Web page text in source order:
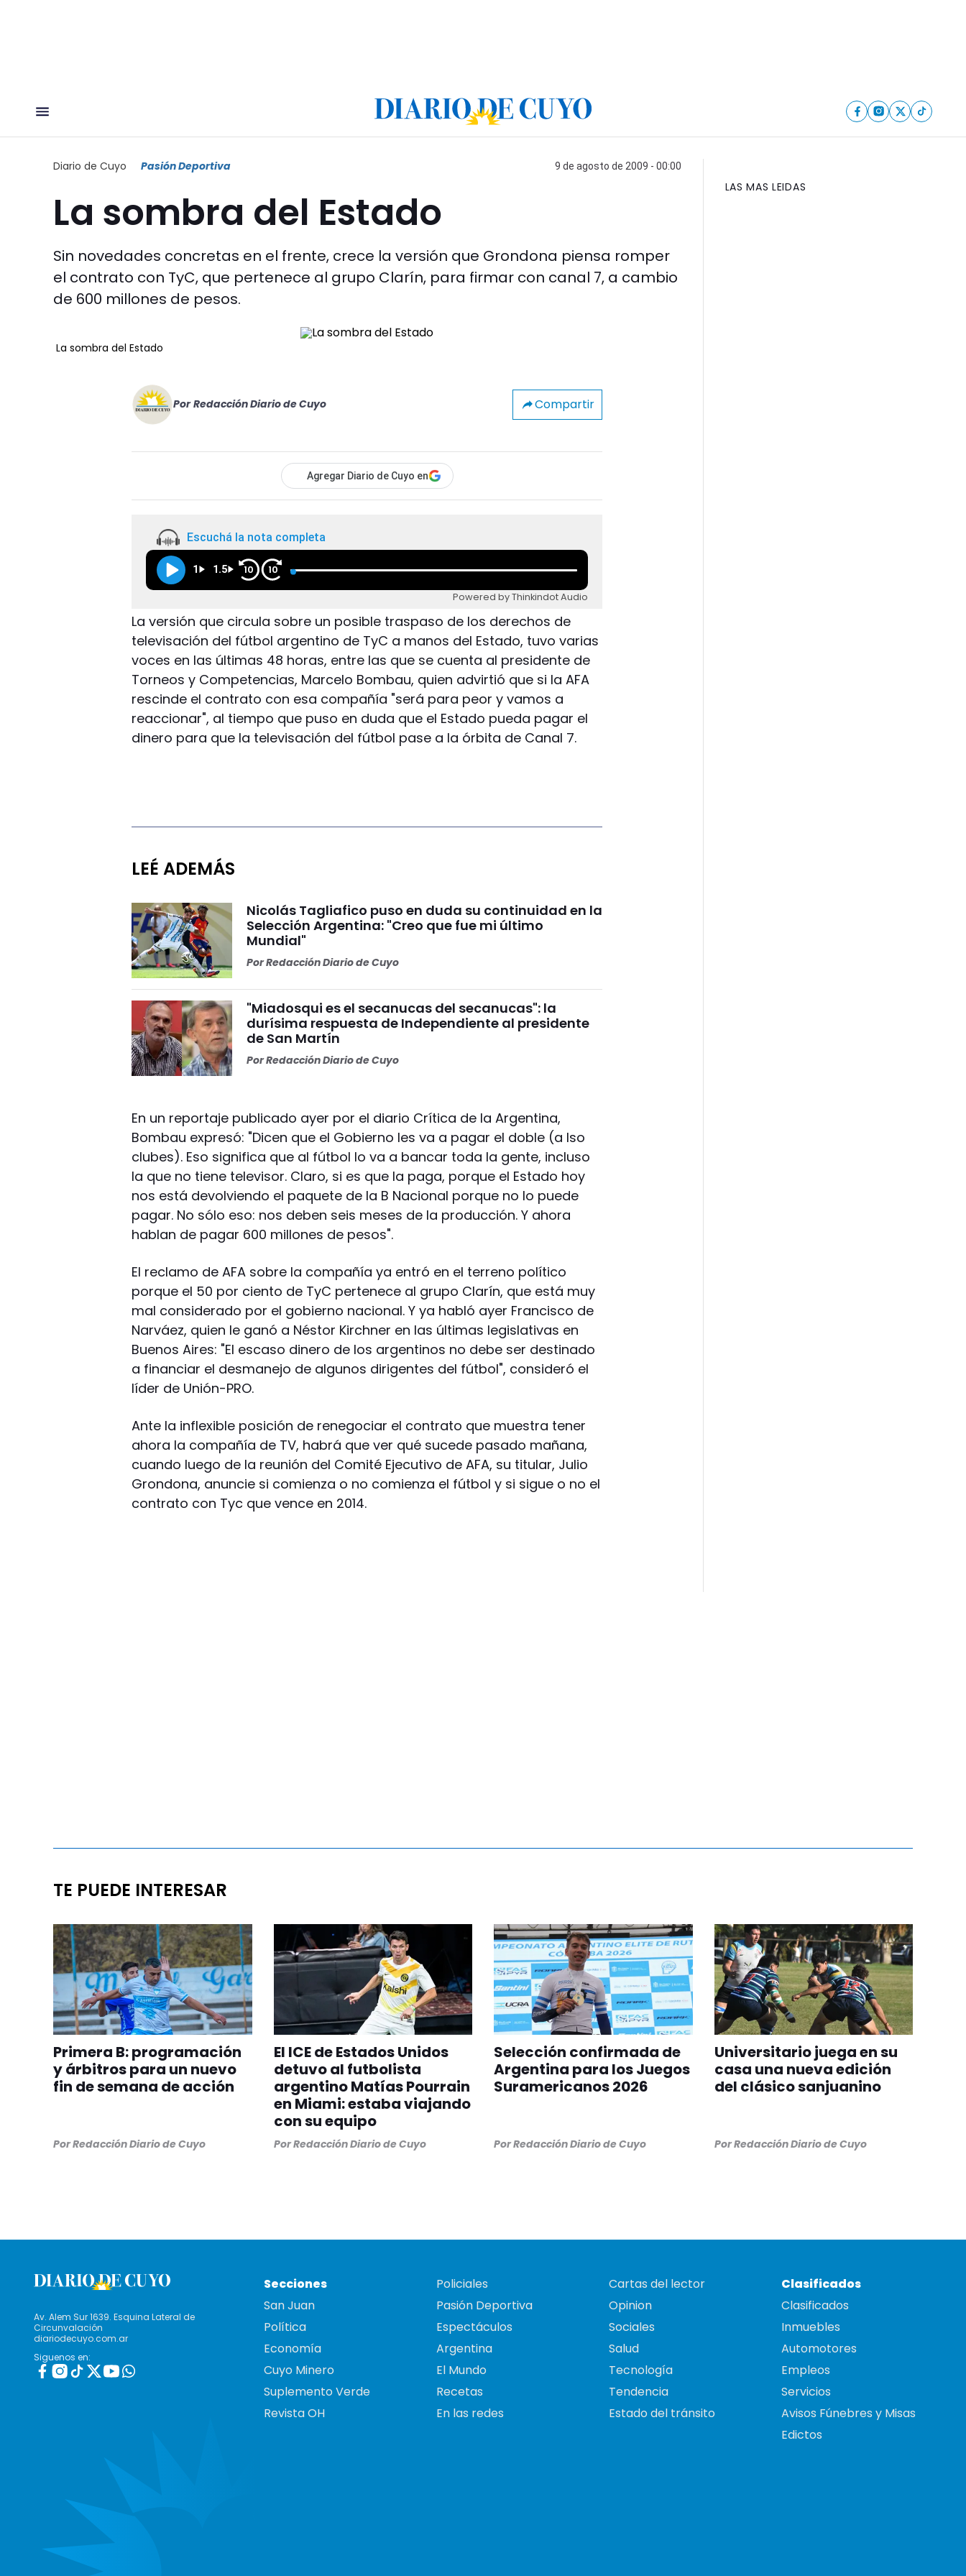
Diario de Cuyo Pasión Deportiva 9 de agosto de 2009 - 00:00
La sombra del Estado
Sin novedades concretas en el frente, crece la versión que Grondona piensa romper
el contrato con TyC, que pertenece al grupo Clarín, para firmar con canal 7, a cambio
de 600 millones de pesos.
La sombra del Estado
Por Redacción Diario de Cuyo Compartir
Agregar Diario de Cuyo en
Escuchá la nota completa
1 1.5 10 10
Powered by Thinkindot Audio
La versión que circula sobre un posible traspaso de los derechos de
televisación del fútbol argentino de TyC a manos del Estado, tuvo varias
voces en las últimas 48 horas, entre las que se cuenta al presidente de
Torneos y Competencias, Marcelo Bombau, quien advirtió que si la AFA
rescinde el contrato con esa compañía "será para peor y vamos a
reaccionar", al tiempo que puso en duda que el Estado pueda pagar el
dinero para que la televisación del fútbol pase a la órbita de Canal 7.
LEÉ ADEMÁS
Nicolás Tagliafico puso en duda su continuidad en la
Selección Argentina: "Creo que fue mi último
Mundial"
PorRedacción Diario de Cuyo
"Miadosqui es el secanucas del secanucas": la
durísima respuesta de Independiente al presidente
de San Martín
PorRedacción Diario de Cuyo
En un reportaje publicado ayer por el diario Crítica de la Argentina,
Bombau expresó: "Dicen que el Gobierno les va a pagar el doble (a lso
clubes). Eso significa que al fútbol lo va a bancar toda la gente, incluso
la que no tiene televisor. Claro, si es que la paga, porque el Estado hoy
nos está devolviendo el paquete de la B Nacional porque no lo puede
pagar. No sólo eso: nos deben seis meses de la producción. Y ahora
hablan de pagar 600 millones de pesos".
El reclamo de AFA sobre la compañía ya entró en el terreno político
porque el 50 por ciento de TyC pertenece al grupo Clarín, que está muy
mal considerado por el gobierno nacional. Y ya habló ayer Francisco de
Narváez, quien le ganó a Néstor Kirchner en las últimas legislativas en
Buenos Aires: "El escaso dinero de los argentinos no debe ser destinado
a financiar el desmanejo de algunos dirigentes del fútbol", consideró el
líder de Unión-PRO.
Ante la inflexible posición de renegociar el contrato que muestra tener
ahora la compañía de TV, habrá que ver qué sucede pasado mañana,
cuando luego de la reunión del Comité Ejecutivo de AFA, su titular, Julio
Grondona, anuncie si comienza o no comienza el fútbol y si sigue o no el
contrato con Tyc que vence en 2014.
LAS MAS LEIDAS
TE PUEDE INTERESAR
Primera B: programación
y árbitros para un nuevo
fin de semana de acción
PorRedacción Diario de Cuyo
El ICE de Estados Unidos
detuvo al futbolista
argentino Matías Pourrain
en Miami: estaba viajando
con su equipo
PorRedacción Diario de Cuyo
Selección confirmada de
Argentina para los Juegos
Suramericanos 2026
PorRedacción Diario de Cuyo
Universitario juega en su
casa una nueva edición
del clásico sanjuanino
PorRedacción Diario de Cuyo
Av. Alem Sur 1639. Esquina Lateral de
Circunvalación
diariodecuyo.com.ar
Siguenos en:
Secciones
San Juan
Política
Economía
Cuyo Minero
Suplemento Verde
Revista OH
Policiales
Pasión Deportiva
Espectáculos
Argentina
El Mundo
Recetas
En las redes
Cartas del lector
Opinion
Sociales
Salud
Tecnología
Tendencia
Estado del tránsito
Clasificados
Clasificados
Inmuebles
Automotores
Empleos
Servicios
Avisos Fúnebres y Misas
Edictos